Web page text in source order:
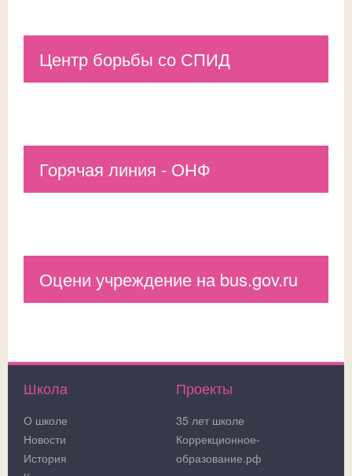
Центр борьбы со СПИД
Горячая линия - ОНФ
Оцени учреждение на bus.gov.ru
Школа
О школе
Новости
История
Проекты
35 лет школе
Коррекционное-
образование.рф